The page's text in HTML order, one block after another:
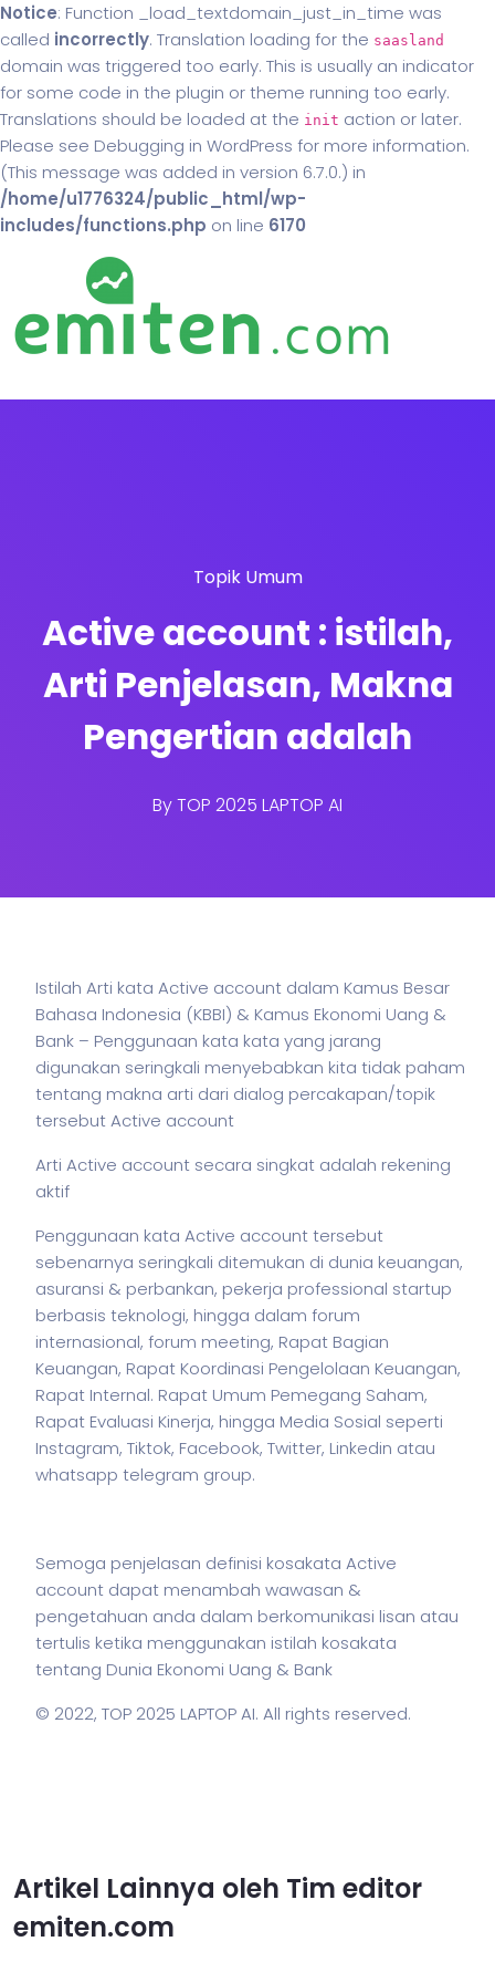
Notice: Function _load_textdomain_just_in_time was
called incorrectly. Translation loading for the saasland
domain was triggered too early. This is usually an indicator
for some code in the plugin or theme running too early.
Translations should be loaded at the init action or later.
Please see Debugging in WordPress for more information.
(This message was added in version 6.7.0.) in
/home/u1776324/public_html/wp-
includes/functions.php on line 6170
Topik Umum
Active account : istilah,
Arti Penjelasan, Makna
Pengertian adalah
ByTOP 2025 LAPTOP AI
Istilah Arti kata Active account dalam Kamus Besar
Bahasa Indonesia (KBBI) & Kamus Ekonomi Uang &
Bank – Penggunaan kata kata yang jarang
digunakan seringkali menyebabkan kita tidak paham
tentang makna arti dari dialog percakapan/topik
tersebut Active account
Arti Active account secara singkat adalah rekening
aktif
Penggunaan kata Active account tersebut
sebenarnya seringkali ditemukan di dunia keuangan,
asuransi & perbankan, pekerja professional startup
berbasis teknologi, hingga dalam forum
internasional, forum meeting, Rapat Bagian
Keuangan, Rapat Koordinasi Pengelolaan Keuangan,
Rapat Internal. Rapat Umum Pemegang Saham,
Rapat Evaluasi Kinerja, hingga Media Sosial seperti
Instagram, Tiktok, Facebook, Twitter, Linkedin atau
whatsapp telegram group.
Semoga penjelasan definisi kosakata Active
account dapat menambah wawasan &
pengetahuan anda dalam berkomunikasi lisan atau
tertulis ketika menggunakan istilah kosakata
tentang Dunia Ekonomi Uang & Bank
© 2022, TOP 2025 LAPTOP AI. All rights reserved.
Artikel Lainnya oleh Tim editor
emiten.com